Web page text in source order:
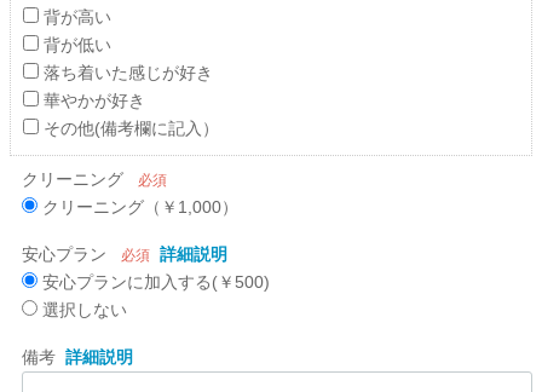
背が高い
背が低い
落ち着いた感じが好き
華やかが好き
その他(備考欄に記入）
クリーニング 必須
クリーニング（￥1,000）
安心プラン 必須 詳細説明
安心プランに加入する(￥500)
選択しない
備考 詳細説明